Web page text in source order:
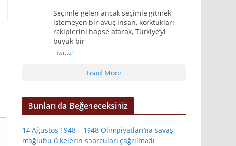
Seçimle gelen ancak seçimle gitmek
istemeyen bir avuç insan, korktukları
rakiplerini hapse atarak, Türkiye’yi
büyük bir
Twitter
Load More
Bunları da Beğeneceksiniz
14 Ağustos 1948 – 1948 Olimpiyatları’na savaş
mağlubu ülkelerin sporcuları çağrılmadı